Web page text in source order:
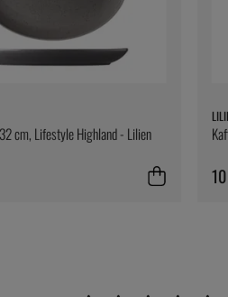
cm, Lifestyle Highland - Lilien